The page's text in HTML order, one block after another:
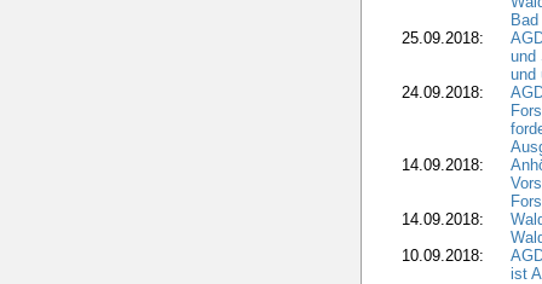
25.09.2018:
und
und
24.09.2018:
14.09.2018:
14.09.2018:
10.09.2018:
ist